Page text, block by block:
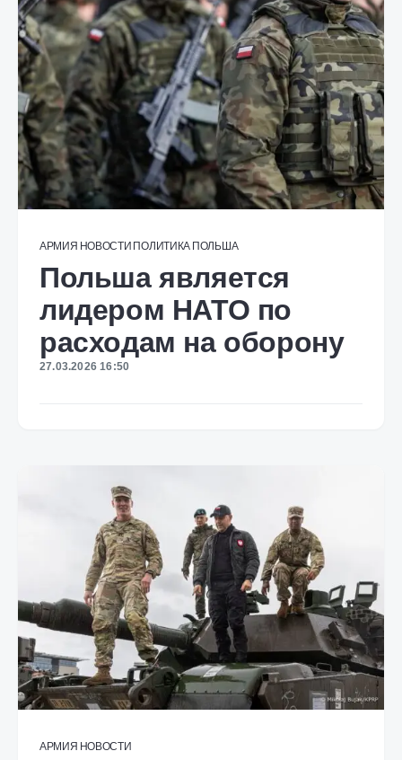
АРМИЯ НОВОСТИ ПОЛИТИКА ПОЛЬША
Польша является
лидером НАТО по
расходам на оборону
27.03.2026 16:50
АРМИЯ НОВОСТИ